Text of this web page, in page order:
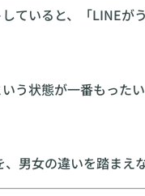
ていると、「LINEが
う状態が一番もったい
男女の違いを踏まえ